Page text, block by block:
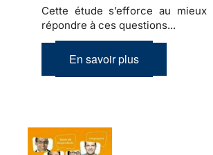
Cette étude s’efforce au mieux
répondre à ces questions...
En savoir plus